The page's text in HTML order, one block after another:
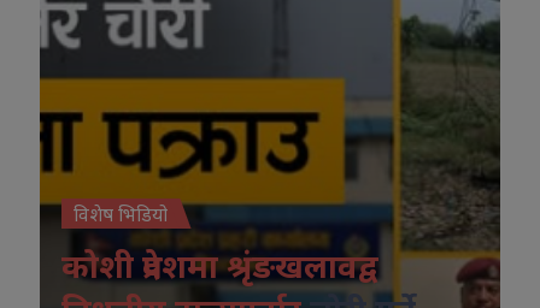
विशेष भिडियो
कोशी प्रदेशमा श्रृंङखलावद्व